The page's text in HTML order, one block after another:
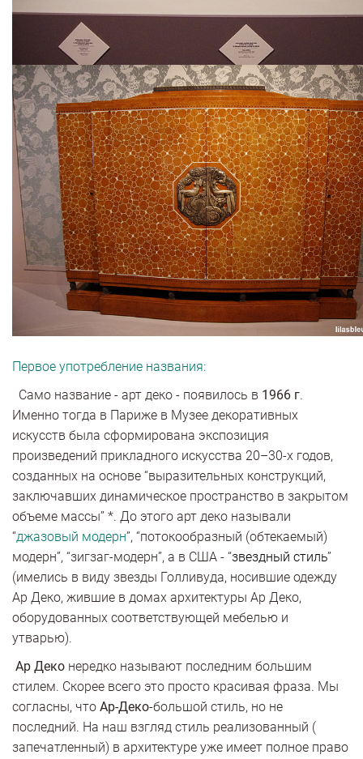
Первое употребление названия:
Само название - арт деко - появилось в 1966 г.
Именно тогда в Париже в Музее декоративных
искусств была сформирована экспозиция
произведений прикладного искусства 20–30-х годов,
созданных на основе “выразительных конструкций,
заключавших динамическое пространство в закрытом
объеме массы” *. До этого арт деко называли
“джазовый модерн”, “потокообразный (обтекаемый)
модерн”, “зигзаг-модерн”, а в США - “звездный стиль”
(имелись в виду звезды Голливуда, носившие одежду
Ар Деко, жившие в домах архитектуры Ар Деко,
оборудованных соответствующей мебелью и
утварью).
Ар Деко нередко называют последним большим
стилем. Скорее всего это просто красивая фраза. Мы
согласны, что Ар-Деко-большой стиль, но не
последний. На наш взгляд стиль реализованный (
запечатленный) в архитектуре уже имеет полное право